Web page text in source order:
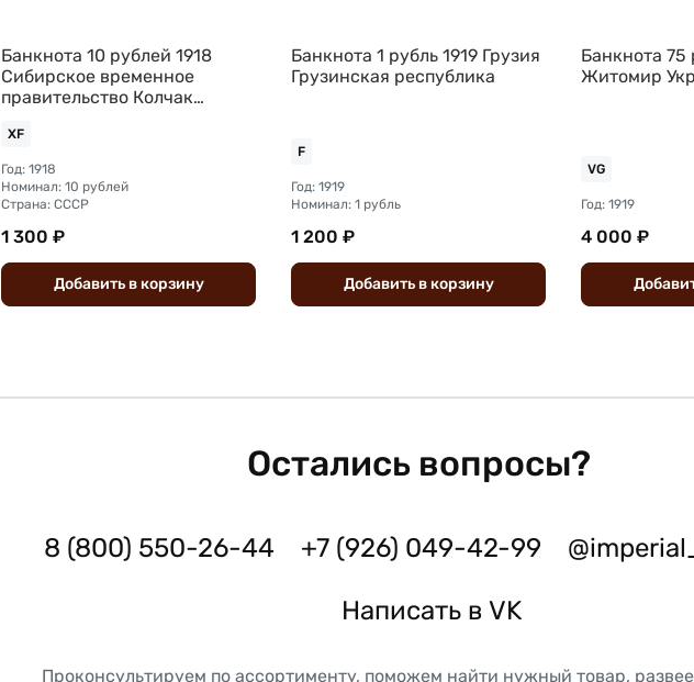
Банкнота 10 рублей 1918
Сибирское временное
правительство Колчак
XF
Год: 1918
Номинал: 10 рублей
Страна: СССР
1 300 ₽
Добавить вкорзину
Банкнота 1 рубль 1919 Грузия
Грузинская республика
F
Год: 1919
Номинал: 1 рубль
1 200 ₽
Добавить вкорзину
Банкнота 75
Житомир
VG
Год: 1919
4 000 ₽
Остались вопросы?
8 (800) 550-26-44 +7 (926) 049-42-99
Написать в VK
Проконсультируем по ассортименту, поможем найти нужный товар,